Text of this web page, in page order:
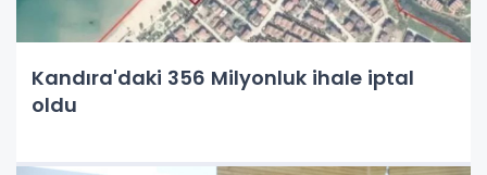
Kandıra'daki 356 Milyonluk ihale iptal
oldu